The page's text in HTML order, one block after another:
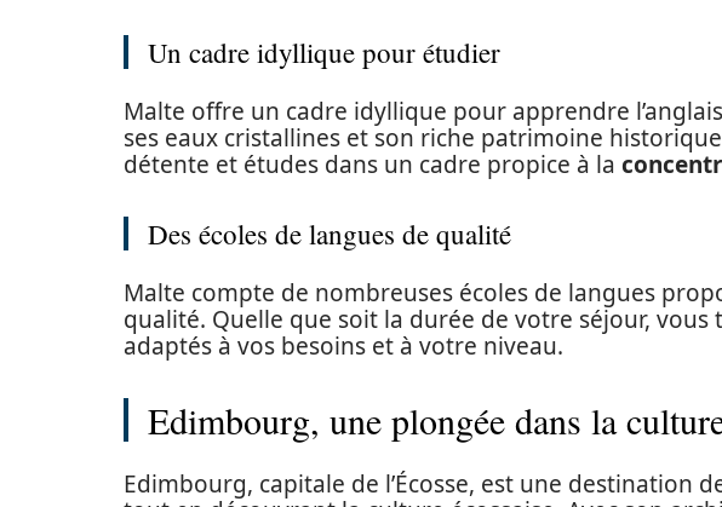
Un cadre idyllique pour étudier
Malte offre un cadre idyllique pour apprendre
ses eaux cristallines et son riche patrimoine
détente et études dans un cadre propice à la
Des écoles de langues de qualité
Malte compte de nombreuses écoles de langues
qualité. Quelle que soit la durée de votre séjour,
adaptés à vos besoins et à votre niveau.
Edimbourg, une plongée dans la
Edimbourg, capitale de l’Écosse, est une destination